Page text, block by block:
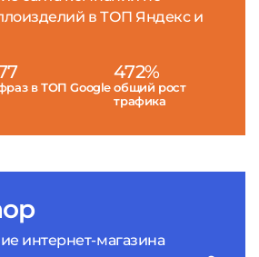
интернет-магазина
в ТОП Яндекс и
в ТОП Google
472%
общий рост
трафика